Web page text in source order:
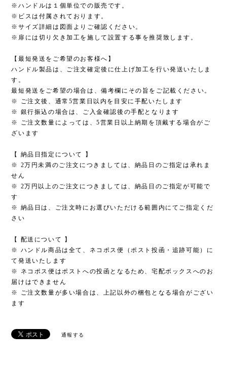
※ハンドルは１個単位での販売です。
※ビスは付属されております。
※サイズ詳細は図面よりご確認ください。
※扉には切り欠き加工を施して設置する事を推奨致します。
【最短発送をご希望のお客様へ】
ハンドル製品は、ご注文確定後に仕上げ加工を行い発送いたしま
す。
最短発送をご希望の場合は、備考欄にその旨をご記載ください。
※ ご注文後、通常5営業日以内を目安に手配いたします
※ 銀行振込の場合は、ご入金確認後の手配となります
※ ご注文数量によっては、5営業日以上納期を頂戴する場合がご
ざいます
【 納品日指定について 】
※ 2万円未満のご注文につきましては、納品日のご指定は承れま
せん
※ 2万円以上のご注文につきましては、納品日のご指定が可能で
す
※ 納品日は、ご注文時にお選びいただける範囲内にてご指定くだ
さい
【 配送について 】
※ ハンドル商品は全て、ネコポス便（ポスト投函・追跡可能）に
て発送いたします
※ ネコポス便はポストへの投函となるため、宅配ボックスへのお
届けはできません
※ ご注文数量が多い場合は、上記以外の梱包となる場合がござい
ます
通報する